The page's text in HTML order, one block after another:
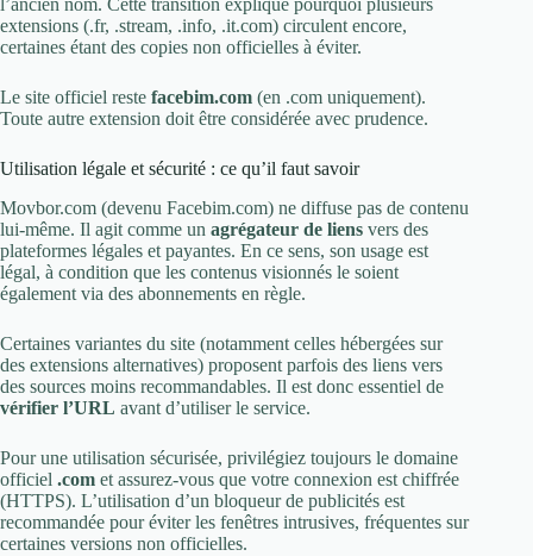
l’ancien nom. Cette transition explique pourquoi plusieurs
extensions (.fr, .stream, .info, .it.com) circulent encore,
certaines étant des copies non officielles à éviter.
Le site officiel reste facebim.com (en .com uniquement).
Toute autre extension doit être considérée avec prudence.
Utilisation légale et sécurité : ce qu’il faut savoir
Movbor.com (devenu Facebim.com) ne diffuse pas de contenu
lui-même. Il agit comme un agrégateur de liens vers des
plateformes légales et payantes. En ce sens, son usage est
légal, à condition que les contenus visionnés le soient
également via des abonnements en règle.
Certaines variantes du site (notamment celles hébergées sur
des extensions alternatives) proposent parfois des liens vers
des sources moins recommandables. Il est donc essentiel de
vérifier l’URL avant d’utiliser le service.
Pour une utilisation sécurisée, privilégiez toujours le domaine
officiel .com et assurez-vous que votre connexion est chiffrée
(HTTPS). L’utilisation d’un bloqueur de publicités est
recommandée pour éviter les fenêtres intrusives, fréquentes sur
certaines versions non officielles.